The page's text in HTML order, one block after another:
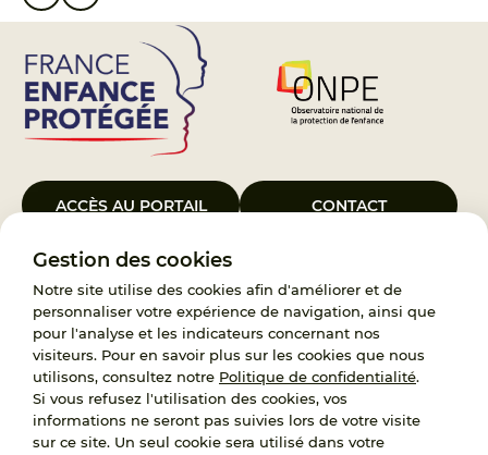
Gestion des cookies
Notre site utilise des cookies afin d'améliorer et de
personnaliser votre expérience de navigation, ainsi que
pour l'analyse et les indicateurs concernant nos
visiteurs. Pour en savoir plus sur les cookies que nous
utilisons, consultez notre Politique de confidentialité.
Si vous refusez l'utilisation des cookies, vos
informations ne seront pas suivies lors de votre visite
sur ce site. Un seul cookie sera utilisé dans votre
ACCÈS AU PORTAIL CONTACT
Le Groupement d’Intérêt Public France Enfance Protégée, créé le 5
janvier 2023, a pour objet d’assurer les missions de service public du
119, d’accompagnement des adoptants et de traitement des
demandes d’accès aux origines personnelles. France Enfance
Protégée est également un observatoire et une ressource pour
l’ensemble des professionnels, ainsi qu’un appui à l’élaboration de la
politique publique à travers le soutien à l’activité des conseils
nationaux.